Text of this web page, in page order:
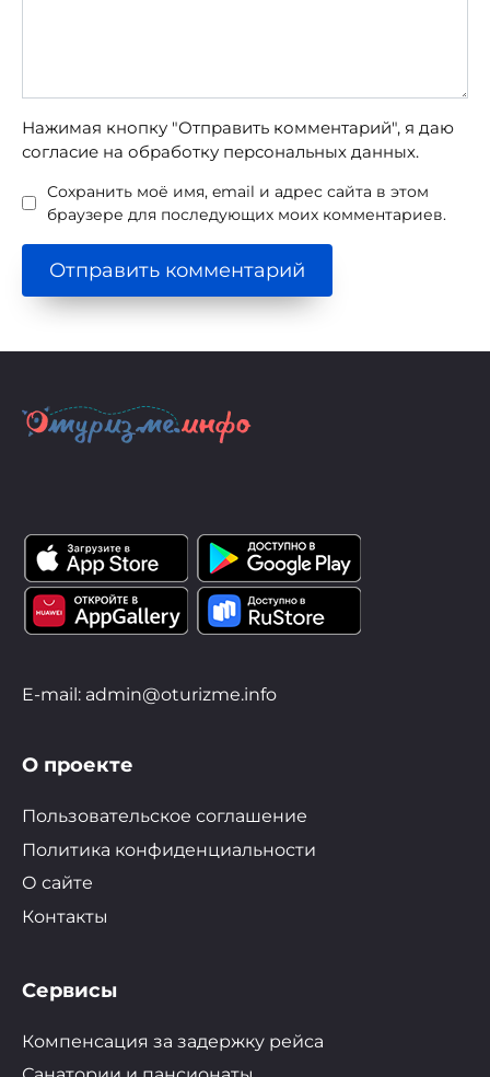
Нажимая кнопку "Отправить комментарий", я даю
согласие на обработку персональных данных.
Сохранить моё имя, email и адрес сайта в этом
браузере для последующих моих комментариев.
E-mail: admin@oturizme.info
О проекте
Пользовательское соглашение
Политика конфиденциальности
О сайте
Контакты
Сервисы
Компенсация за задержку рейса